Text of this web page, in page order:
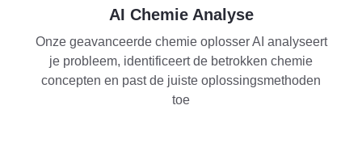
AI Chemie Analyse
Onze geavanceerde chemie oplosser AI analyseert
je probleem, identificeert de betrokken chemie
concepten en past de juiste oplossingsmethoden
toe